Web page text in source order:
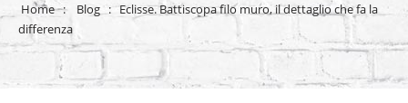
Home Blog
Eclisse. Battiscopa ﬁlo muro, il dettaglio che fa la
differenza